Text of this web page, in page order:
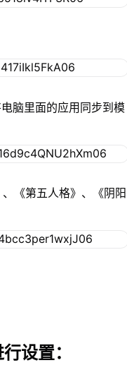
脑里面的应用同步到模
《第五人格》、《阴阳
设置：